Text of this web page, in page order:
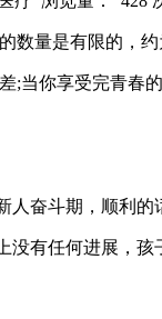
数量是有限的，
;当你享受完青春
人奋斗期，顺利
没有任何进展，